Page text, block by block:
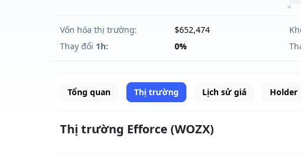
Vốn hóa thị trường: $652,474
Thay đổi 1h: 0%
Tổng quan Thị trường Lịch sử giá Holder
Thị trường Efforce (WOZX)